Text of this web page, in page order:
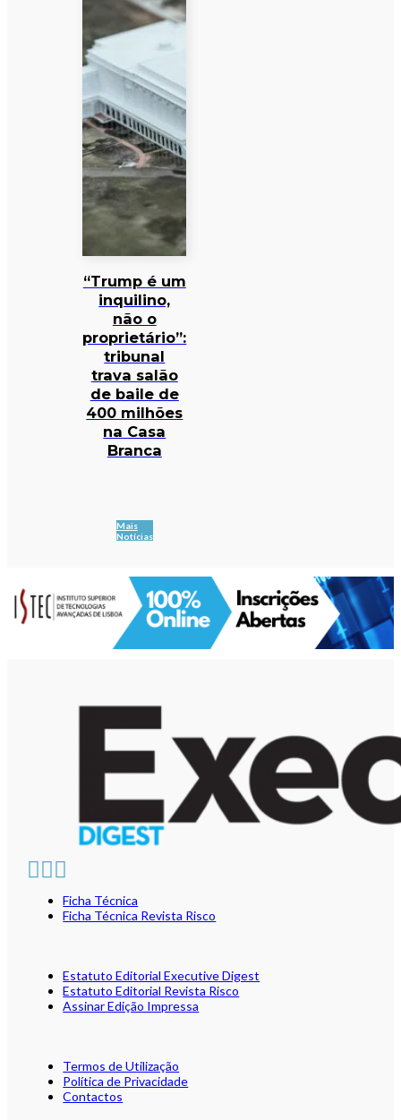
“Trump é um
inquilino,
não o
proprietário”:
tribunal
trava salão
de baile de
400 milhões
na Casa
Branca
Mais
Notícias
Ficha Técnica
Ficha Técnica Revista Risco
Estatuto Editorial Executive Digest
Estatuto Editorial Revista Risco
Assinar Edição Impressa
Termos de Utilização
Política de Privacidade
Contactos